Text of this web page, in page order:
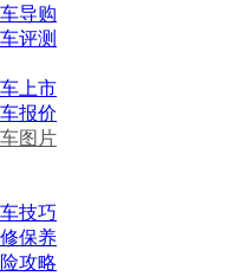
导购
评测
上市
报价
图片
技巧
保养
攻略